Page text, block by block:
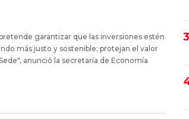
garantizar que las inversiones estén
más justo y sostenible; protejan el valor
anunció la secretaría de Economía